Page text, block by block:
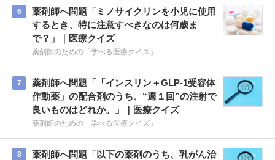
6
薬剤師へ問題「ミノサイクリンを小児に使用
するとき、特に注意すべきなのは何歳ま
で？」｜医療クイズ
薬剤師のための「学べる医療クイズ」
7
薬剤師へ問題「「インスリン＋GLP-1受容体
作動薬」の配合剤のうち、“週１回”の注射で
良いものはどれか。」｜医療クイズ
薬剤師のための「学べる医療クイズ」
8
薬剤師へ問題「以下の薬剤のうち、乳がん治